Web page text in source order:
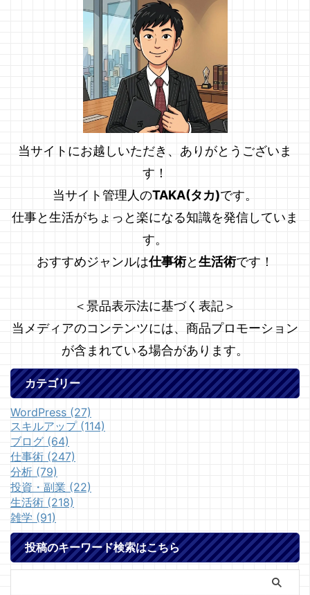
当サイトにお越しいただき、ありがとうございま
す！
当サイト管理人のTAKA(タカ)です。
仕事と生活がちょっと楽になる知識を発信していま
す。
おすすめジャンルは仕事術と生活術です！
＜景品表示法に基づく表記＞
当メディアのコンテンツには、商品プロモーション
が含まれている場合があります。
カテゴリー
WordPress (27)
スキルアップ (114)
ブログ (64)
仕事術 (247)
分析 (79)
投資・副業 (22)
生活術 (218)
雑学 (91)
投稿のキーワード検索はこちら